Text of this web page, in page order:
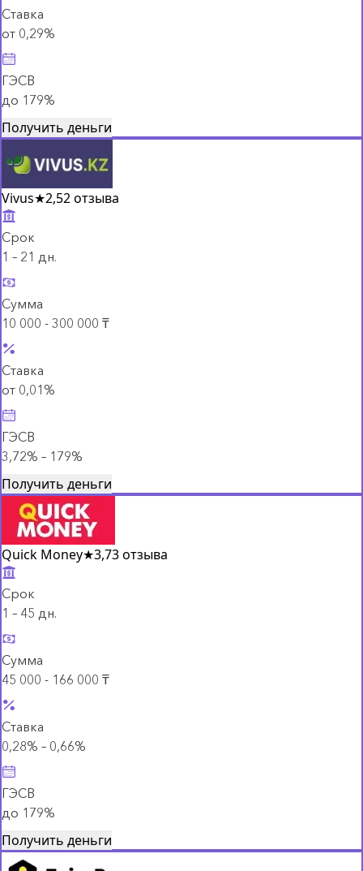
Ставка
от 0,29%
ГЭСВ
до 179%
Получить деньги
Vivus★2,52 отзыва
Срок
1 – 21 дн.
Сумма
10 000 - 300 000 ₸
Ставка
от 0,01%
ГЭСВ
3,72% – 179%
Получить деньги
Quick Money★3,73 отзыва
Срок
1 – 45 дн.
Сумма
45 000 - 166 000 ₸
Ставка
0,28% – 0,66%
ГЭСВ
до 179%
Получить деньги